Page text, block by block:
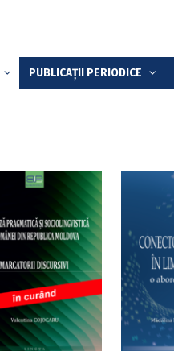
PUBLICAȚII PERIODICE